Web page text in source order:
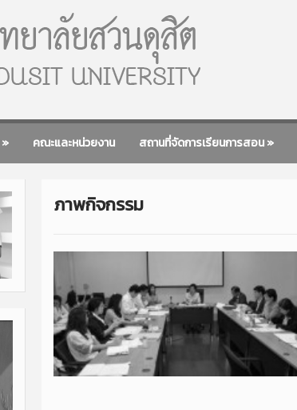
» คณะและหน่วยงาน สถานที่จัดการเรียนการสอน»
ภาพกิจกรรม